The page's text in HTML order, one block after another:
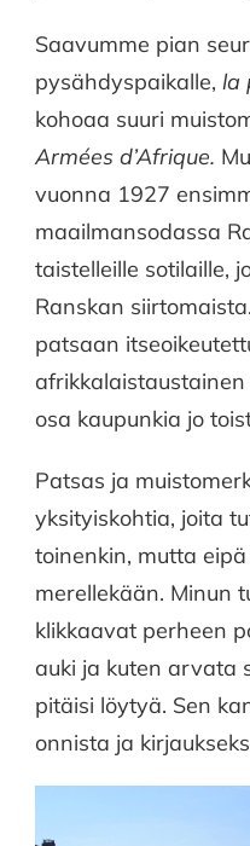
Saavumme pian
pysähdyspaikalle, la
kohoaa suuri
Armées d’Afrique.
vuonna 1927
maailmansodassa
taistelleille sotilaille,
Ranskan
patsaan
osa kaupunkia jo
Patsas ja
yksityiskohtia, joita
toinenkin, mutta
merellekään. Minun
klikkaavat perheen
auki ja kuten arvata
pitäisi löytyä. Sen
onnista ja